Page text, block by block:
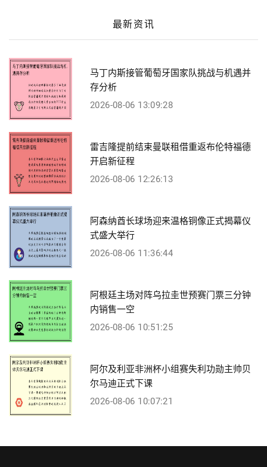
最新资讯
马丁内斯接管葡萄牙国家队挑战与机遇并
存分析
2026-08-06 13:09:28
雷吉隆提前结束曼联租借重返布伦特福德
开启新征程
2026-08-06 12:26:13
阿森纳酋长球场迎来温格铜像正式揭幕仪
式盛大举行
2026-08-06 11:36:44
阿根廷主场对阵乌拉圭世预赛门票三分钟
内销售一空
2026-08-06 10:51:25
阿尔及利亚非洲杯小组赛失利功勋主帅贝
尔马迪正式下课
2026-08-06 10:07:21